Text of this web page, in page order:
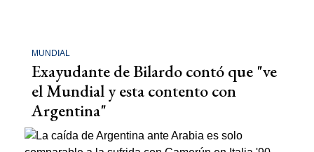
MUNDIAL
Exayudante de Bilardo contó que "ve
el Mundial y esta contento con
Argentina"